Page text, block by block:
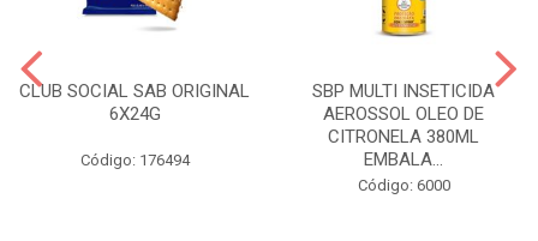
CLUB SOCIAL SAB ORIGINAL
6X24G
Código: 176494
SBP MULTI INSETICIDA
AEROSSOL OLEO DE
CITRONELA 380ML
EMBALA...
Código: 6000